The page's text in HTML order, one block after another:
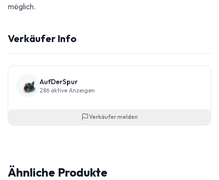
möglich.
Verkäufer Info
AufDerSpur
286 aktive Anzeigen
Verkäufer melden
Ähnliche Produkte